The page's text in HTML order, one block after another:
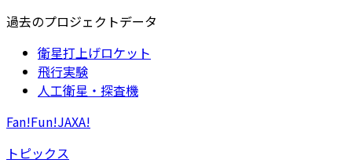
過去のプロジェクトデータ
衛星打上げロケット
飛行実験
人工衛星・探査機
Fan!Fun!JAXA!
トピックス